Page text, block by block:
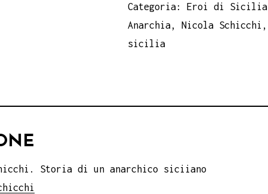
Categoria: Eroi di Sicilia
Anarchia, Nicola Schicchi
sicilia
Storia di un anarchico siciiano